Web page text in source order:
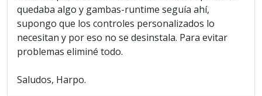
quedaba algo y gambas-runtime seguía ahí,
supongo que los controles personalizados lo
necesitan y por eso no se desinstala. Para evitar
problemas eliminé todo.
Saludos, Harpo.